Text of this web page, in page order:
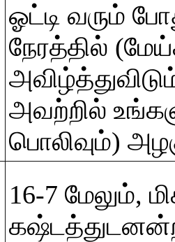
ஓட்டி வரும்
நேரத்தில்
அவற்றில்
பொலிவும்)
16-7 மேலும்,